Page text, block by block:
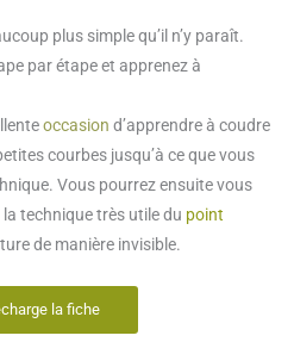
plus simple qu’il n’y paraît.
par étape et apprenez à
occasion d’apprendre à coudre
courbes jusqu’à ce que vous
Vous pourrez ensuite vous
technique très utile du point
de manière invisible.
la fiche